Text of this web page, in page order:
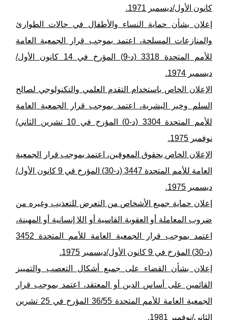
كانون الأول/ديسمبر 1971.
إعلان بشأن حماية النساء والأطفال في حالات الطوارئ
والمنازعات المسلحة، اعتمد بموجب قرار الجمعية العامة
للأمم المتحدة 3318 (د-9) المؤرخ في 14 كانون الأول/
ديسمبر 1974.
الإعلان الخاص باستخدام التقدم العلمي والتكنولوجي لصالح
السلم وخير البشرية، اعتمد بموجب قرار الجمعية العامة
للأمم المتحدة 3304 (د-0) المؤرخ في 10 تشرين الثاني/
نوفمبر 1975.
الإعلان الخاص بحقوق المعوقين، اعتمد بموجب قرار الجمعية
العامة للأمم المتحدة 3447 (د-30) المؤرخ في 9 كانون الأول/
ديسمبر 1975.
إعلان حماية جميع الأشخاص من التعرض للتعذيب وغيره من
ضروب المعاملة أو العقوبة القاسية أو اللا إنسانية أو المهينة،
اعتمد بموجب قرار الجمعية العامة للأمم المتحدة 3452
(د-30) المؤرخ في 9 كانون الأول/ديسمبر 1975.
إعلان بشأن القضاء على جميع أشكال التعصب والتمييز
القائمين على أساس الدين أو المعتقد، اعتمد بموجب قرار
الجمعية العامة للأمم المتحدة 36/55 المؤرخ في 25 تشرين
الثاني/نوفمبر 1981.